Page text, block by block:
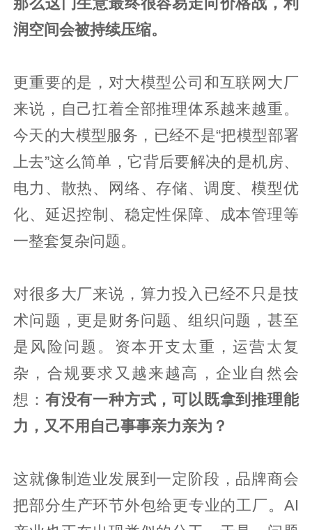
那么这门生意最终很容易走向价格战，利
润空间会被持续压缩。
更重要的是，对大模型公司和互联网大厂
来说，自己扛着全部推理体系越来越重。
今天的大模型服务，已经不是“把模型部署
上去”这么简单，它背后要解决的是机房、
电力、散热、网络、存储、调度、模型优
化、延迟控制、稳定性保障、成本管理等
一整套复杂问题。
对很多大厂来说，算力投入已经不只是技
术问题，更是财务问题、组织问题，甚至
是风险问题。资本开支太重，运营太复
杂，合规要求又越来越高，企业自然会
想： 有没有一种方式，可以既拿到推理能
力，又不用自己事事亲力亲为？
这就像制造业发展到一定阶段，品牌商会
把部分生产环节外包给更专业的工厂。AI